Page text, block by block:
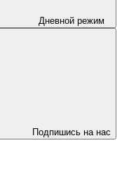
Дневной режим
Подпишись на нас